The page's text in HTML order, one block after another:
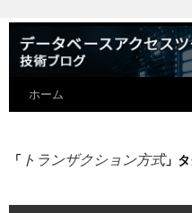
ホーム
「 トランザクション方式」